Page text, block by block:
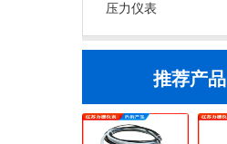
压力仪表
推荐产品